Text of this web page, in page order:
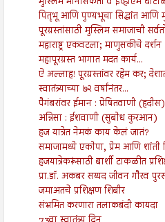
पितृभू आणि पुण्यभूचा सिद्धांत आणि
पूरग्रस्तांसाठी मुस्लिम समाजाची
महाराष्ट्र एकवटला; माणुसकीचे दर्शन
महापूरग्रस्त भागात मदत कार्य...
ऐ अल्लाह! पूरग्रस्तांवर रहेम कर;
स्वातंत्र्याच्या ७२ वर्षांनंतर...
पैगंबरांवर ईमान : प्रेषितवाणी (हदीस)
अन्निसा : ईशवाणी (सुबोध कुरआन)
हज यात्रेत नेमकं काय केलं जातं?
समाजामध्ये एकोपा, प्रेम आणि शांती
हजयात्रेकरूंसाठी बार्शी टाकळीत
प्रा.डॉ. अकबर सय्यद जीवन गौरव
जमाअतचे प्रशिक्षण शिबीर
संभ्रमित करणारा तलाकबंदी कायदा